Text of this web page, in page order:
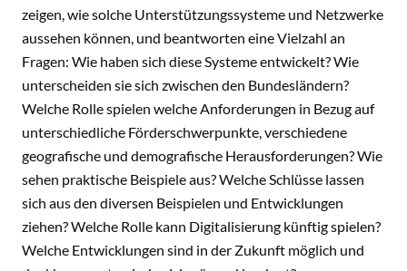
zeigen, wie solche Unterstützungssysteme und Netzwerke
aussehen können, und beantworten eine Vielzahl an
Fragen: Wie haben sich diese Systeme entwickelt? Wie
unterscheiden sie sich zwischen den Bundesländern?
Welche Rolle spielen welche Anforderungen in Bezug auf
unterschiedliche Förderschwerpunkte, verschiedene
geografische und demografische Herausforderungen? Wie
sehen praktische Beispiele aus? Welche Schlüsse lassen
sich aus den diversen Beispielen und Entwicklungen
ziehen? Welche Rolle kann Digitalisierung künftig spielen?
Welche Entwicklungen sind in der Zukunft möglich und